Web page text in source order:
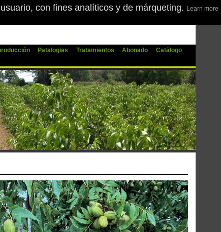
Patalogias Tratamientos Abonado
Catálogo
con fines analíticos y de márqueting. Learn more